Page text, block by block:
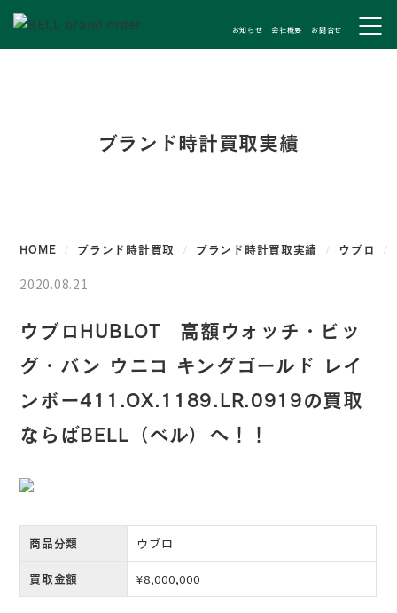
お知らせ 会社概要 お問合せ
ブランド時計買取実績
HOME ブランド時計買取 ブランド時計買取実績 ウブロ
2020.08.21
ウブロHUBLOT 高額ウォッチ・ビッ
グ・バン ウニコ キングゴールド レイ
ンボー411.OX.1189.LR.0919の買取
ならばBELL（ベル）へ！！
商品分類 ウブロ
買取金額 ¥8,000,000